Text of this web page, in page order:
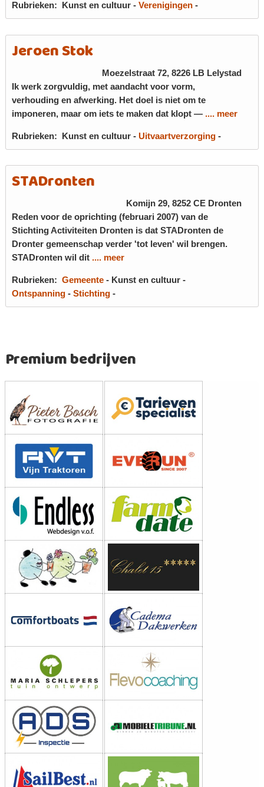
Rubrieken: Kunst en cultuur -Verenigingen -
Jeroen Stok
Moezelstraat 72, 8226 LB Lelystad
Ik werk zorgvuldig, met aandacht voor vorm,
verhouding en afwerking. Het doel is niet om te
imponeren, maar om iets te maken dat klopt — .... meer
Rubrieken: Kunst en cultuur -Uitvaartverzorging -
STADronten
Komijn 29, 8252 CE Dronten
Reden voor de oprichting (februari 2007) van de
Stichting Activiteiten Dronten is dat STADronten de
Dronter gemeenschap verder 'tot leven' wil brengen.
STADronten wil dit .... meer
Rubrieken:Gemeente - Kunst en cultuur -
Ontspanning -Stichting -
Premium bedrijven